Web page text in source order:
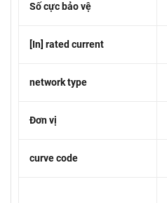
Số cực bảo vệ
[In] rated current
network type
Đơn vị
curve code